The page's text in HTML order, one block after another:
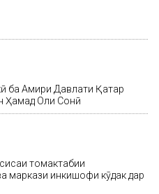
ба Амири Давлати Қатар
Ҳамад Оли Сонӣ
томактабии
маркази инкишофи кӯдак дар